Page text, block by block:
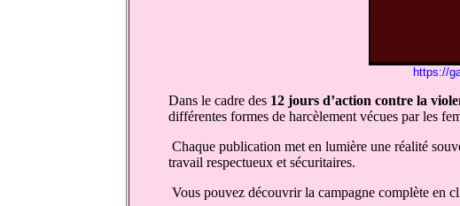
https://
Dans le cadre des 12 jours d’action contre la
différentes formes de harcèlement vécues par les
Chaque publication met en lumière une réalité
travail respectueux et sécuritaires.
Vous pouvez découvrir la campagne complète en